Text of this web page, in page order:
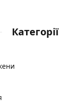
Категорії